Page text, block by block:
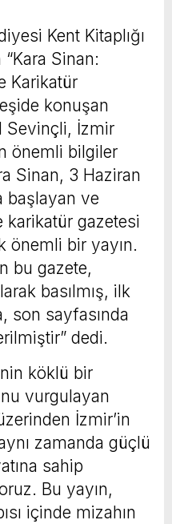
Kent Kitaplığı
Sinan:
Karikatür
konuşan
Sevinçli, İzmir
önemli bilgiler
Sinan, 3 Haziran
başlayan ve
karikatür gazetesi
önemli bir yayın.
bu gazete,
basılmış, ilk
son sayfasında
dedi.
köklü bir
vurgulayan
İzmir’in
zamanda güçlü
sahip
Bu yayın,
içinde mizahın